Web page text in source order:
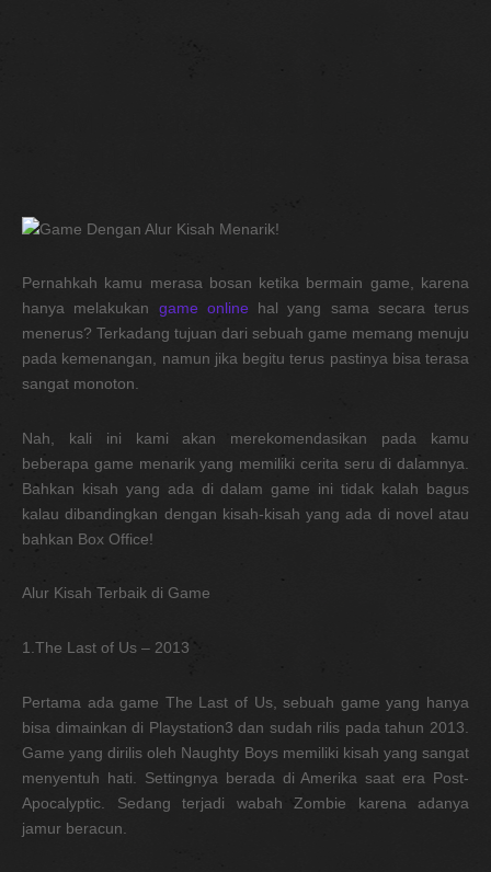
Pernahkah kamu merasa bosan ketika bermain game, karena
hanya melakukan game online hal yang sama secara terus
menerus? Terkadang tujuan dari sebuah game memang menuju
pada kemenangan, namun jika begitu terus pastinya bisa terasa
sangat monoton.
Nah, kali ini kami akan merekomendasikan pada kamu
beberapa game menarik yang memiliki cerita seru di dalamnya.
Bahkan kisah yang ada di dalam game ini tidak kalah bagus
kalau dibandingkan dengan kisah-kisah yang ada di novel atau
bahkan Box Office!
Alur Kisah Terbaik di Game
1.The Last of Us – 2013
Pertama ada game The Last of Us, sebuah game yang hanya
bisa dimainkan di Playstation3 dan sudah rilis pada tahun 2013.
Game yang dirilis oleh Naughty Boys memiliki kisah yang sangat
menyentuh hati. Settingnya berada di Amerika saat era Post-
Apocalyptic. Sedang terjadi wabah Zombie karena adanya
jamur beracun.